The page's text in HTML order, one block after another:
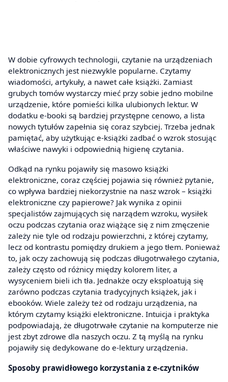
W dobie cyfrowych technologii, czytanie na urządzeniach
elektronicznych jest niezwykle popularne. Czytamy
wiadomości, artykuły, a nawet całe książki. Zamiast
grubych tomów wystarczy mieć przy sobie jedno mobilne
urządzenie, które pomieści kilka ulubionych lektur. W
dodatku e-booki są bardziej przystępne cenowo, a lista
nowych tytułów zapełnia się coraz szybciej. Trzeba jednak
pamiętać, aby użytkując e-książki zadbać o wzrok stosując
właściwe nawyki i odpowiednią higienę czytania.
Odkąd na rynku pojawiły się masowo książki
elektroniczne, coraz częściej pojawia się również pytanie,
co wpływa bardziej niekorzystnie na nasz wzrok – książki
elektroniczne czy papierowe? Jak wynika z opinii
specjalistów zajmujących się narządem wzroku, wysiłek
oczu podczas czytania oraz wiążące się z nim zmęczenie
zależy nie tyle od rodzaju powierzchni, z której czytamy,
lecz od kontrastu pomiędzy drukiem a jego tłem. Ponieważ
to, jak oczy zachowują się podczas długotrwałego czytania,
zależy często od różnicy między kolorem liter, a
wysyceniem bieli ich tła. Jednakże oczy eksploatują się
zarówno podczas czytania tradycyjnych książek, jak i
ebooków. Wiele zależy też od rodzaju urządzenia, na
którym czytamy książki elektroniczne. Intuicja i praktyka
podpowiadają, że długotrwałe czytanie na komputerze nie
jest zbyt zdrowe dla naszych oczu. Z tą myślą na rynku
pojawiły się dedykowane do e-lektury urządzenia.
Sposoby prawidłowego korzystania z e-czytników